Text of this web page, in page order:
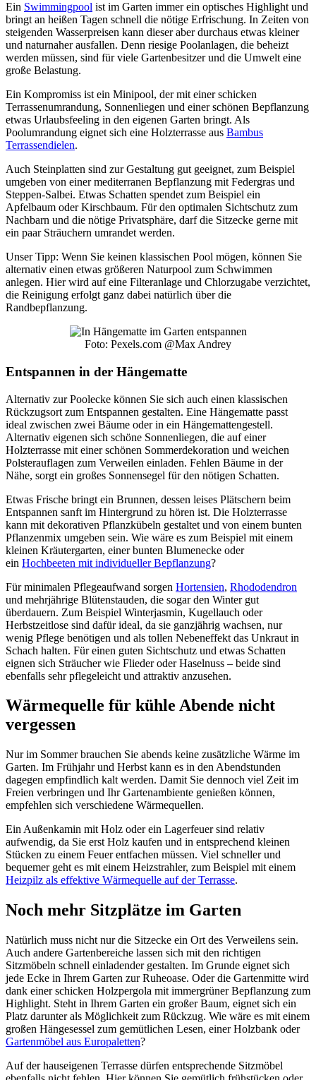
Ein Swimmingpool ist im Garten immer ein optisches Highlight und
bringt an heißen Tagen schnell die nötige Erfrischung. In Zeiten von
steigenden Wasserpreisen kann dieser aber durchaus etwas kleiner
und naturnaher ausfallen. Denn riesige Poolanlagen, die beheizt
werden müssen, sind für viele Gartenbesitzer und die Umwelt eine
große Belastung.
Ein Kompromiss ist ein Minipool, der mit einer schicken
Terrassenumrandung, Sonnenliegen und einer schönen Bepflanzung
etwas Urlaubsfeeling in den eigenen Garten bringt. Als
Poolumrandung eignet sich eine Holzterrasse aus Bambus
Terrassendielen.
Auch Steinplatten sind zur Gestaltung gut geeignet, zum Beispiel
umgeben von einer mediterranen Bepflanzung mit Federgras und
Steppen-Salbei. Etwas Schatten spendet zum Beispiel ein
Apfelbaum oder Kirschbaum. Für den optimalen Sichtschutz zum
Nachbarn und die nötige Privatsphäre, darf die Sitzecke gerne mit
ein paar Sträuchern umrandet werden.
Unser Tipp: Wenn Sie keinen klassischen Pool mögen, können Sie
alternativ einen etwas größeren Naturpool zum Schwimmen
anlegen. Hier wird auf eine Filteranlage und Chlorzugabe verzichtet,
die Reinigung erfolgt ganz dabei natürlich über die
Randbepflanzung.
Foto: Pexels.com @Max Andrey
Entspannen in der Hängematte
Alternativ zur Poolecke können Sie sich auch einen klassischen
Rückzugsort zum Entspannen gestalten. Eine Hängematte passt
ideal zwischen zwei Bäume oder in ein Hängemattengestell.
Alternativ eigenen sich schöne Sonnenliegen, die auf einer
Holzterrasse mit einer schönen Sommerdekoration und weichen
Polsterauflagen zum Verweilen einladen. Fehlen Bäume in der
Nähe, sorgt ein großes Sonnensegel für den nötigen Schatten.
Etwas Frische bringt ein Brunnen, dessen leises Plätschern beim
Entspannen sanft im Hintergrund zu hören ist. Die Holzterrasse
kann mit dekorativen Pflanzkübeln gestaltet und von einem bunten
Pflanzenmix umgeben sein. Wie wäre es zum Beispiel mit einem
kleinen Kräutergarten, einer bunten Blumenecke oder
ein Hochbeeten mit individueller Bepflanzung?
Für minimalen Pflegeaufwand sorgen Hortensien, Rhododendron
und mehrjährige Blütenstauden, die sogar den Winter gut
überdauern. Zum Beispiel Winterjasmin, Kugellauch oder
Herbstzeitlose sind dafür ideal, da sie ganzjährig wachsen, nur
wenig Pflege benötigen und als tollen Nebeneffekt das Unkraut in
Schach halten. Für einen guten Sichtschutz und etwas Schatten
eignen sich Sträucher wie Flieder oder Haselnuss – beide sind
ebenfalls sehr pflegeleicht und attraktiv anzusehen.
Wärmequelle für kühle Abende nicht
vergessen
Nur im Sommer brauchen Sie abends keine zusätzliche Wärme im
Garten. Im Frühjahr und Herbst kann es in den Abendstunden
dagegen empfindlich kalt werden. Damit Sie dennoch viel Zeit im
Freien verbringen und Ihr Gartenambiente genießen können,
empfehlen sich verschiedene Wärmequellen.
Ein Außenkamin mit Holz oder ein Lagerfeuer sind relativ
aufwendig, da Sie erst Holz kaufen und in entsprechend kleinen
Stücken zu einem Feuer entfachen müssen. Viel schneller und
bequemer geht es mit einem Heizstrahler, zum Beispiel mit einem
Heizpilz als effektive Wärmequelle auf der Terrasse.
Noch mehr Sitzplätze im Garten
Natürlich muss nicht nur die Sitzecke ein Ort des Verweilens sein.
Auch andere Gartenbereiche lassen sich mit den richtigen
Sitzmöbeln schnell einladender gestalten. Im Grunde eignet sich
jede Ecke in Ihrem Garten zur Ruheoase. Oder die Gartenmitte wird
dank einer schicken Holzpergola mit immergrüner Bepflanzung zum
Highlight. Steht in Ihrem Garten ein großer Baum, eignet sich ein
Platz darunter als Möglichkeit zum Rückzug. Wie wäre es mit einem
großen Hängesessel zum gemütlichen Lesen, einer Holzbank oder
Gartenmöbel aus Europaletten?
Auf der hauseigenen Terrasse dürfen entsprechende Sitzmöbel